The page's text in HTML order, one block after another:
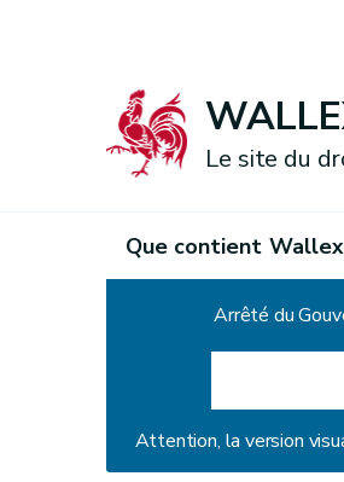
Le site du
Que contient
Arrêté du
Attention, la version